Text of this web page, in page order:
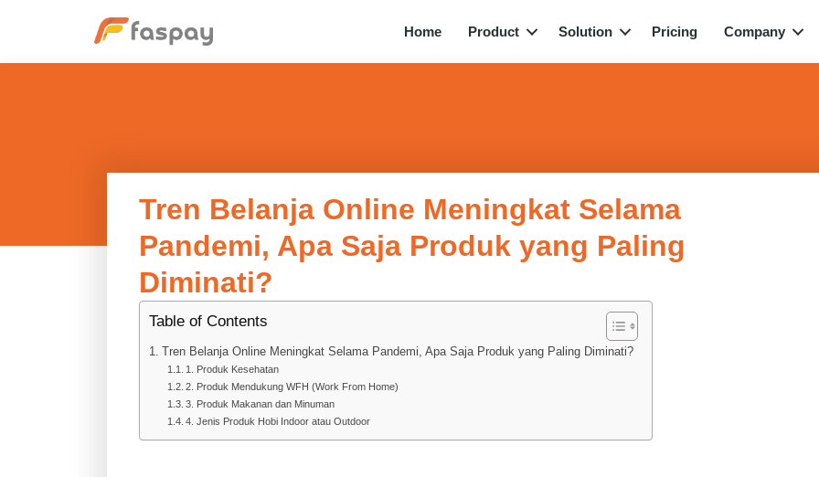
Home Product Solution Pricing Company
Tren Belanja Online Meningkat Selama
Pandemi, Apa Saja Produk yang Paling
Diminati?
Table of Contents
Tren Belanja Online Meningkat Selama Pandemi, Apa Saja Produk yang Paling Diminati?
1. Produk Kesehatan
2. Produk Mendukung WFH (Work From Home)
3. Produk Makanan dan Minuman
4. Jenis Produk Hobi Indoor atau Outdoor